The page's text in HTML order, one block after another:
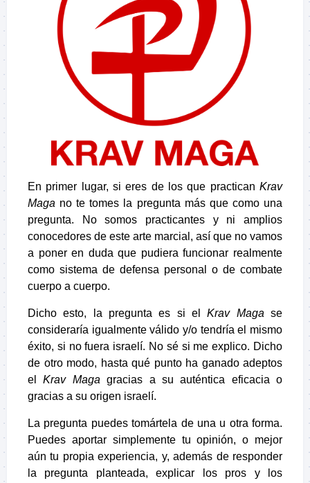
En primer lugar, si eres de los que practican Krav
Maga no te tomes la pregunta más que como una
pregunta. No somos practicantes y ni amplios
conocedores de este arte marcial, así que no vamos
a poner en duda que pudiera funcionar realmente
como sistema de defensa personal o de combate
cuerpo a cuerpo.
Dicho esto, la pregunta es si elKrav Maga se
consideraría igualmente válido y/o tendría el mismo
éxito, si no fuera israelí. No sé si me explico. Dicho
de otro modo, hasta qué punto ha ganado adeptos
elKrav Maga gracias a su auténtica eficacia o
gracias a su origen israelí.
La pregunta puedes tomártela de una u otra forma.
Puedes aportar simplemente tu opinión, o mejor
aún tu propia experiencia, y, además de responder
la pregunta planteada, explicar los pros y los